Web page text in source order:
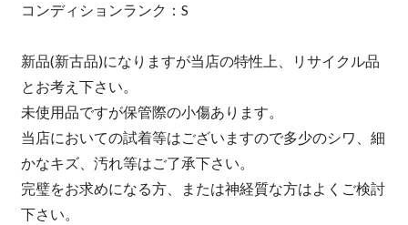
コンディションランク：S
新品(新古品)になりますが当店の特性上、リサイクル品
とお考え下さい。
未使用品ですが保管際の小傷あります。
当店においての試着等はございますので多少のシワ、細
かなキズ、汚れ等はご了承下さい。
完璧をお求めになる方、または神経質な方はよくご検討
下さい。